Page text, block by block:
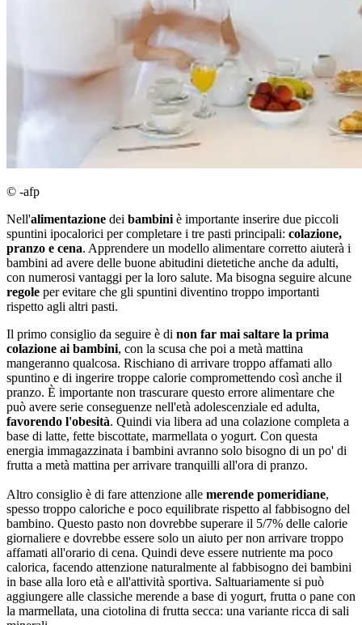
© -afp
Nell'alimentazione dei bambini è importante inserire due piccoli
spuntini ipocalorici per completare i tre pasti principali: colazione,
pranzo e cena. Apprendere un modello alimentare corretto aiuterà i
bambini ad avere delle buone abitudini dietetiche anche da adulti,
con numerosi vantaggi per la loro salute. Ma bisogna seguire alcune
regole per evitare che gli spuntini diventino troppo importanti
rispetto agli altri pasti.
Il primo consiglio da seguire è di non far mai saltare la prima
colazione ai bambini, con la scusa che poi a metà mattina
mangeranno qualcosa. Rischiano di arrivare troppo affamati allo
spuntino e di ingerire troppe calorie compromettendo così anche il
pranzo. È importante non trascurare questo errore alimentare che
può avere serie conseguenze nell'età adolescenziale ed adulta,
favorendo l'obesità. Quindi via libera ad una colazione completa a
base di latte, fette biscottate, marmellata o yogurt. Con questa
energia immagazzinata i bambini avranno solo bisogno di un po' di
frutta a metà mattina per arrivare tranquilli all'ora di pranzo.
Altro consiglio è di fare attenzione alle merende pomeridiane,
spesso troppo caloriche e poco equilibrate rispetto al fabbisogno del
bambino. Questo pasto non dovrebbe superare il 5/7% delle calorie
giornaliere e dovrebbe essere solo un aiuto per non arrivare troppo
affamati all'orario di cena. Quindi deve essere nutriente ma poco
calorica, facendo attenzione naturalmente al fabbisogno dei bambini
in base alla loro età e all'attività sportiva. Saltuariamente si può
aggiungere alle classiche merende a base di yogurt, frutta o pane con
la marmellata, una ciotolina di frutta secca: una variante ricca di sali